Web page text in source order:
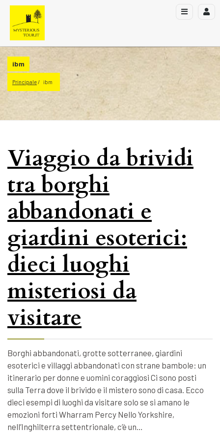
ibm
Principale ibm
Viaggio da brividi
tra borghi
abbandonati e
giardini esoterici:
dieci luoghi
misteriosi da
visitare
Borghi abbandonati, grotte sotterranee, giardini
esoterici e villaggi abbandonati con strane bambole: un
itinerario per donne e uomini coraggiosi Ci sono posti
sulla Terra dove il brivido e il mistero sono di casa. Ecco
dieci esempi di luoghi da visitare solo se si amano le
emozioni forti Wharram Percy Nello Yorkshire,
nell’Inghilterra settentrionale, c’è un…